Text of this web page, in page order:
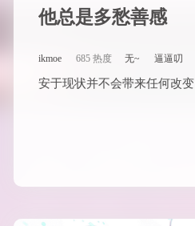
他总是多愁善感
ikmoe 685 热度 无~ 逼逼叨
安于现状并不会带来任何改变